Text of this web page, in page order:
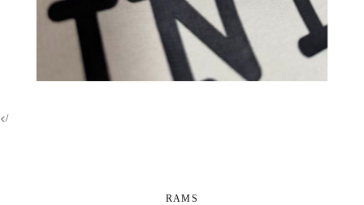
</
RAMS